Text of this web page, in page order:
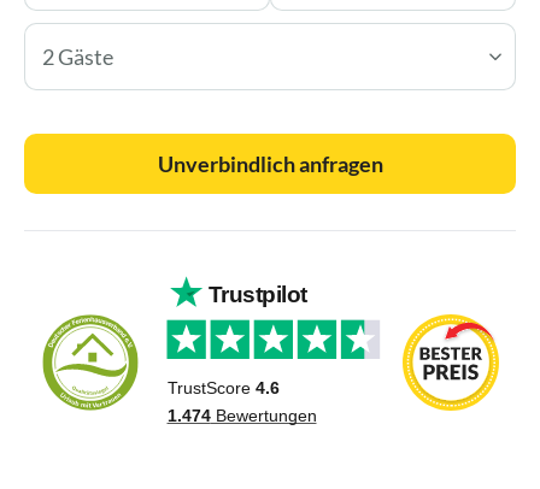
2 Gäste
Unverbindlich anfragen